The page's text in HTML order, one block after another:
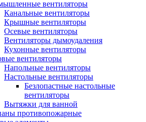
вентиляторы
Канальные вентиляторы
Крышные вентиляторы
Осевые вентиляторы
Вентиляторы дымоудаления
Кухонные вентиляторы
вентиляторы
Напольные вентиляторы
Настольные вентиляторы
Безлопастные настольные
вентиляторы
Вытяжки для ванной
противопожарные